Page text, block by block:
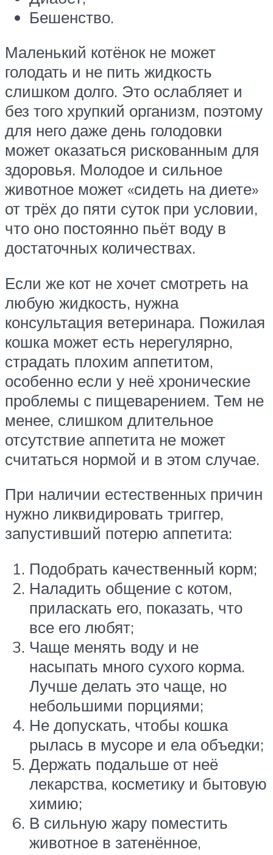
Бешенство.
Маленький котёнок не может
голодать и не пить жидкость
слишком долго. Это ослабляет и
без того хрупкий организм, поэтому
для него даже день голодовки
может оказаться рискованным для
здоровья. Молодое и сильное
животное может «сидеть на диете»
от трёх до пяти суток при условии,
что оно постоянно пьёт воду в
достаточных количествах.
Если же кот не хочет смотреть на
любую жидкость, нужна
консультация ветеринара. Пожилая
кошка может есть нерегулярно,
страдать плохим аппетитом,
особенно если у неё хронические
проблемы с пищеварением. Тем не
менее, слишком длительное
отсутствие аппетита не может
считаться нормой и в этом случае.
При наличии естественных причин
нужно ликвидировать триггер,
запустивший потерю аппетита:
Подобрать качественный корм;
Наладить общение с котом,
приласкать его, показать, что
все его любят;
Чаще менять воду и не
насыпать много сухого корма.
Лучше делать это чаще, но
небольшими порциями;
Не допускать, чтобы кошка
рылась в мусоре и ела объедки;
Держать подальше от неё
лекарства, косметику и бытовую
химию;
В сильную жару поместить
животное в затенённое,